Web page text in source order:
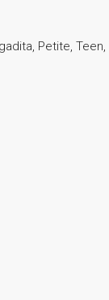
Petite, Teen,